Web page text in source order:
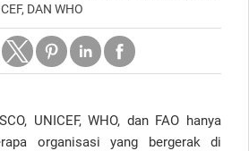
DAN WHO
UNICEF, WHO, dan FAO hanya
organisasi yang bergerak di